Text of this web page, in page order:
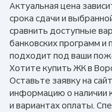
Актуальная цена
срока сдачи и
сравнить доступные
банковских программ
подходит под ваши
Хотите купить ЖК в
Оставьте заявку на
информацию о наличии
и вариантах оплаты.